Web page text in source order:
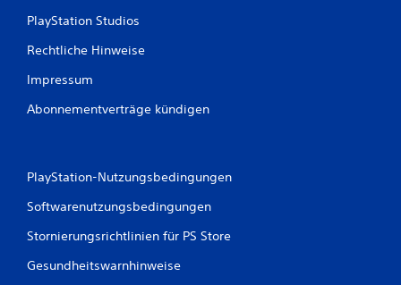
PlayStation Studios
Rechtliche Hinweise
Impressum
Abonnementverträge kündigen
PlayStation-Nutzungsbedingungen
Softwarenutzungsbedingungen
Stornierungsrichtlinien für PS Store
Gesundheitswarnhinweise